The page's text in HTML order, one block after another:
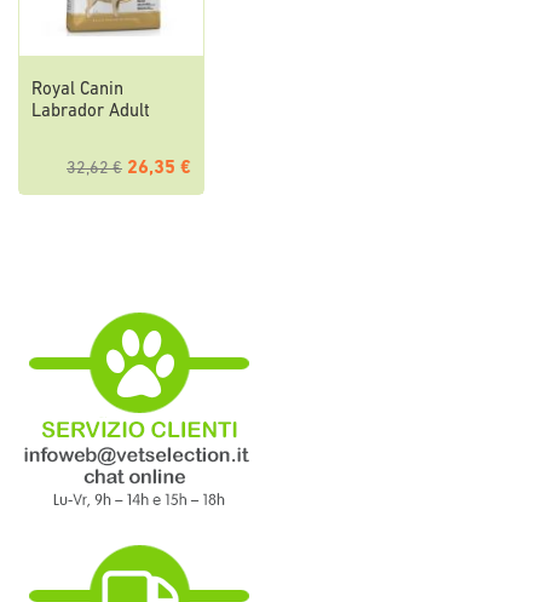
Royal Canin
Labrador Adult
32,62 € 26,35 €